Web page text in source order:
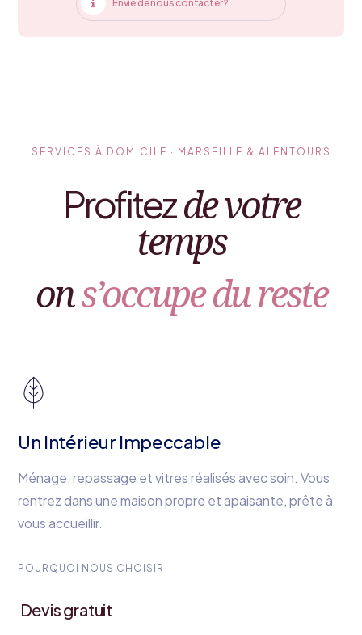
 Envie de nous contacter ?
SERVICES À DOMICILE · MARSEILLE & ALENTOURS
Profitezde votre
temps
ons’occupe du reste
Un Intérieur Impeccable
Ménage, repassage et vitres réalisés avec soin. Vous
rentrez dans une maison propre et apaisante, prête à
vous accueillir.
POURQUOI NOUS CHOISIR
Devis gratuit